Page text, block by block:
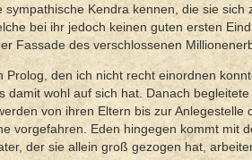
Kendra kennen, die sie
bei ihr jedoch keinen guten ersten
Fassade des verschlossenen
Prolog, den ich nicht recht einordnen
damit wohl auf sich hat. Danach
von ihren Eltern bis zur
vorgefahren. Eden hingegen kommt mit
der sie allein groß gezogen hat,